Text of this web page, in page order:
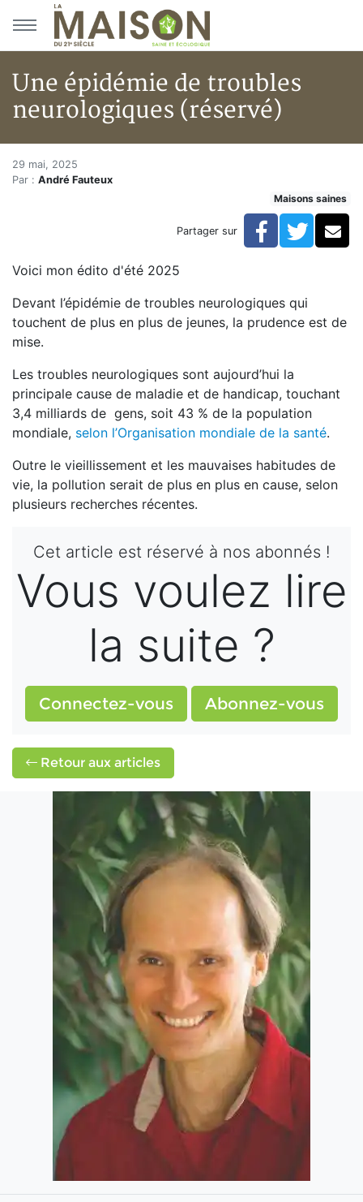
Aller au menu principal
Aller au contenu principal
Une épidémie de troubles
neurologiques (réservé)
Accueil
Articles
Hypersensibilités environnementales
Une épidémie de troubles neurologiques (réservé)
Une épidémie de troubles
29 mai, 2025
Par : André Fauteux
Maisons saines
Partager sur Facebook
Voici mon édito d'été 2025
Devant l’épidémie de troubles neurologiques qui
touchent de plus en plus de jeunes, la prudence est de
mise.
Les troubles neurologiques sont aujourd’hui la
principale cause de maladie et de handicap, touchant
3,4 milliards de gens, soit 43 % de la population
mondiale, selon l’Organisation mondiale de la santé.
Outre le vieillissement et les mauvaises habitudes de
vie, la pollution serait de plus en plus en cause, selon
plusieurs recherches récentes.
Cet article est réservé à nos abonnés !
Vous voulez lire
la suite ?
Connectez-vous Abonnez-vous
Retour aux articles